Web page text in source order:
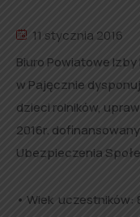
11 stycznia 2016
Biuro Powiatowe
w Pajęcznie
dzieci rolników,
2016r.
Ubezpieczenia
• Wiek uczestników: